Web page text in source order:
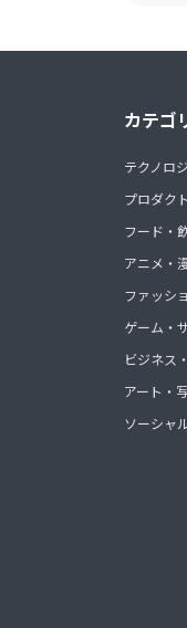
カテゴ
テクノロ
プロダクト
フード・
アニメ・
ファッシ
ゲーム・
ビジネス
アート・
ソーシャ